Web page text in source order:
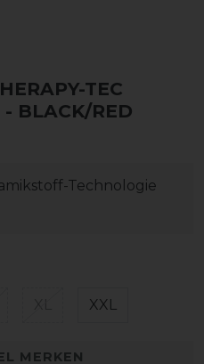
TEC
BLACK/RED
Technologie
XXL
MERKEN